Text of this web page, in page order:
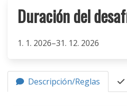
Duración del
1. 1. 2026–31. 12. 2026
Descripción/Reglas